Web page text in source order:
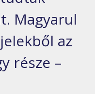
Magyarul
az
része –